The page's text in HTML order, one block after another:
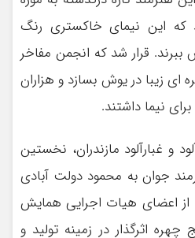
که این نیمای خاکستری رنگ
قرار شد که انجمن مفاخر
ای زیبا در یوش بسازد و هزاران
نیما داشتند.
و غبارآلود مازندران، نخستین
جوان به محمود دولت آبادی
از اعضای هیات اجرایی همایش
اثرگذار در زمینه تولید و